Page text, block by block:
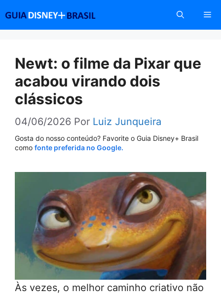
conteúdo
Newt: o filme da Pixar que
acabou virando dois
clássicos
04/06/2026 Por Luiz Junqueira
Gosta do nosso conteúdo? Favorite o Guia Disney+ Brasil
como fonte preferida no Google.
Às vezes, o melhor caminho criativo não